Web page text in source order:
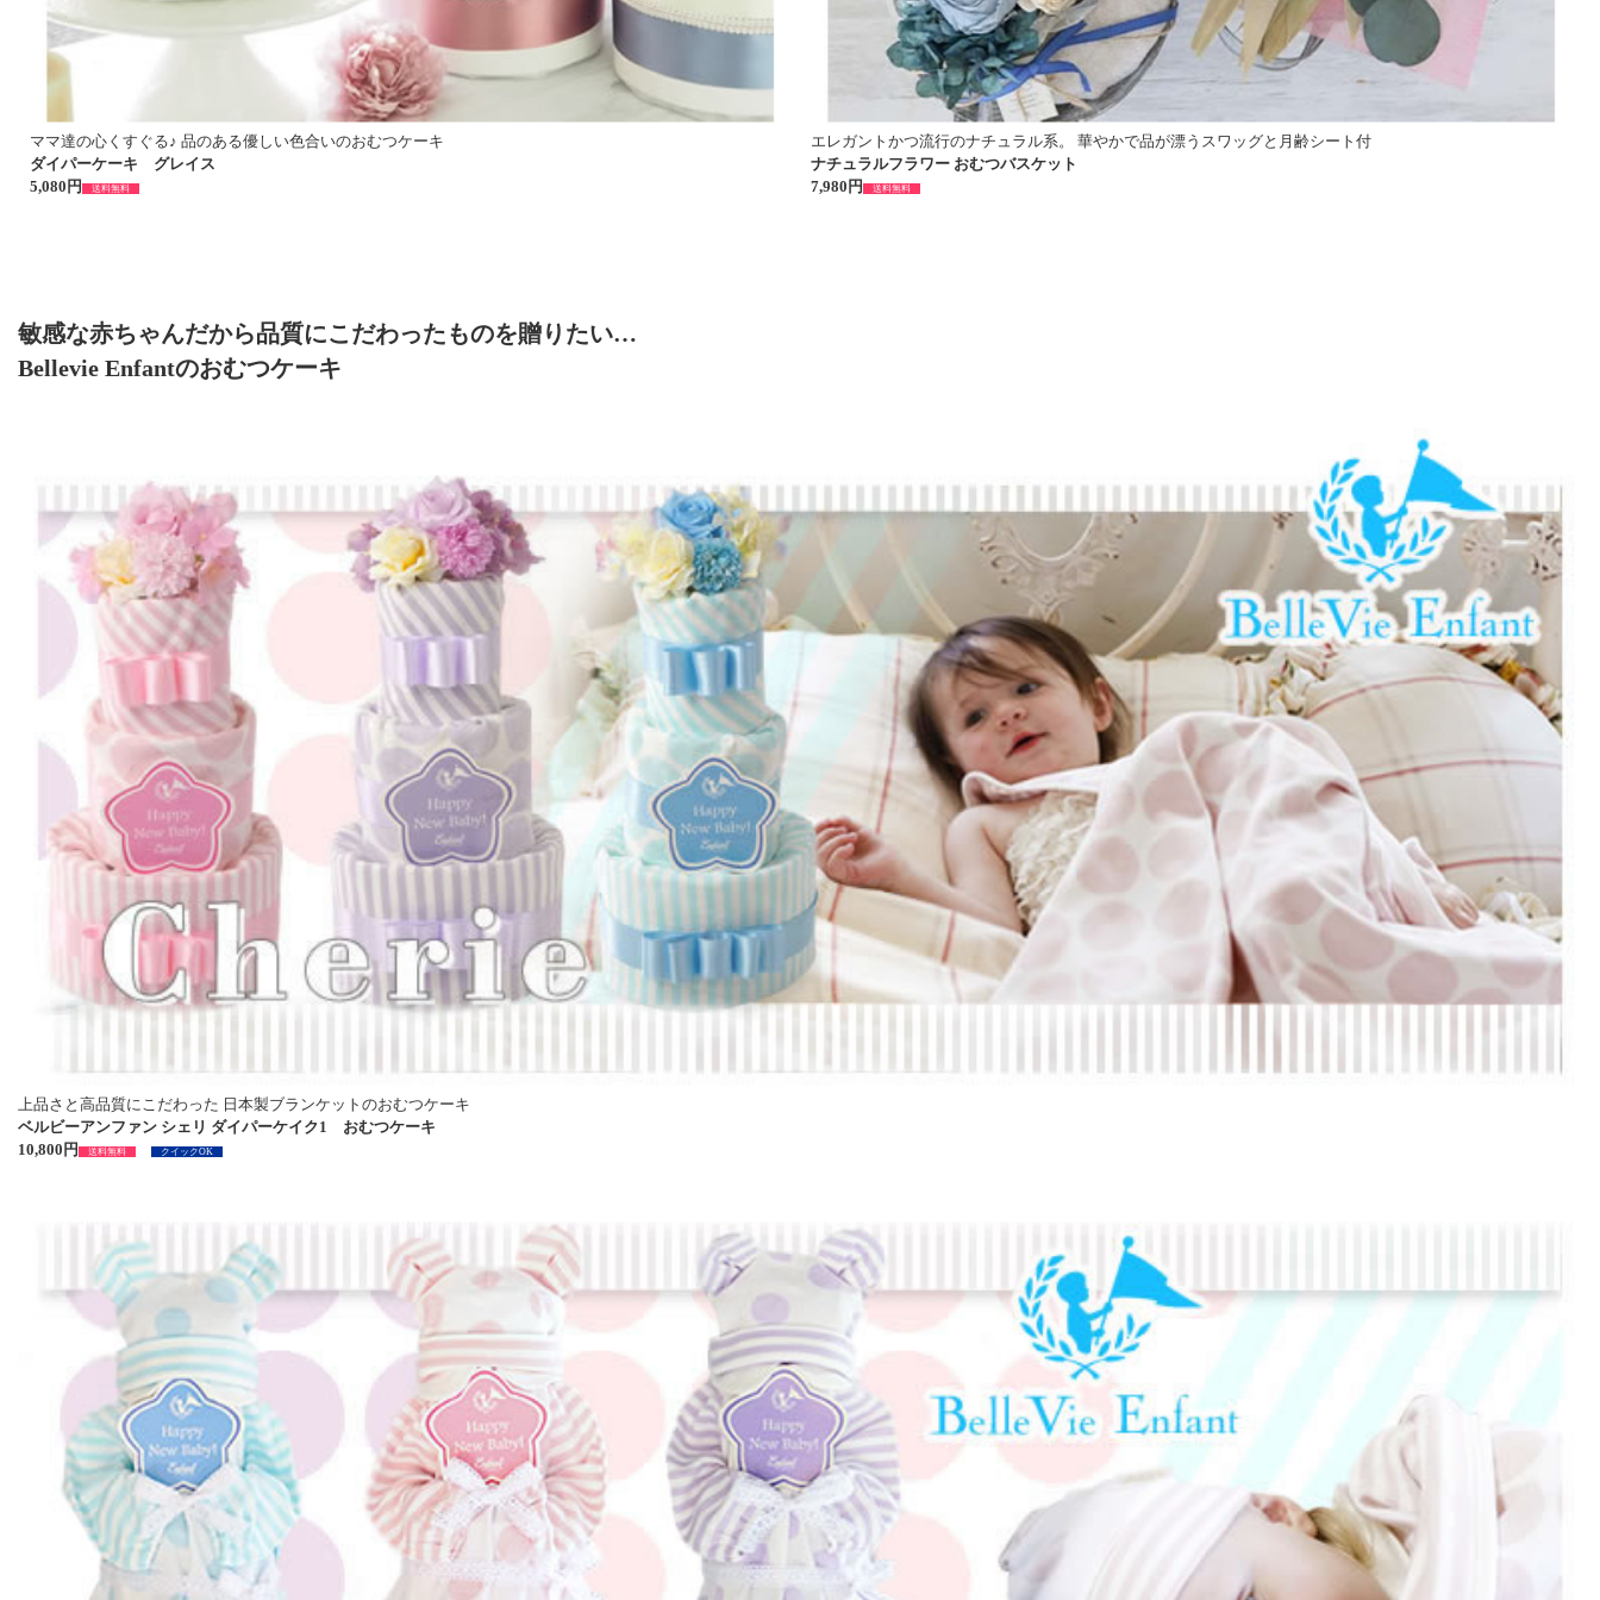
ママ達の心くすぐる♪ 品のある優しい色合いのおむつケーキ
ダイパーケーキ グレイス
5,080円
送料無料
エレガントかつ流行のナチュラル系。 華やかで品が漂うスワッグと月齢シート付
ナチュラルフラワー おむつバスケット
7,980円
送料無料
敏感な赤ちゃんだから品質にこだわったものを贈りたい…
Bellevie Enfantのおむつケーキ
上品さと高品質にこだわった 日本製ブランケットのおむつケーキ
ベルビーアンファン シェリ ダイパーケイク1 おむつケーキ
10,800円
送料無料 クイックOK